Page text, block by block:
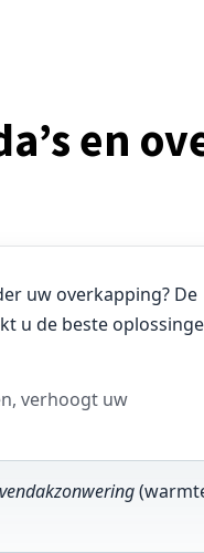
en
uw overkapping? De
u de beste
verhoogt uw